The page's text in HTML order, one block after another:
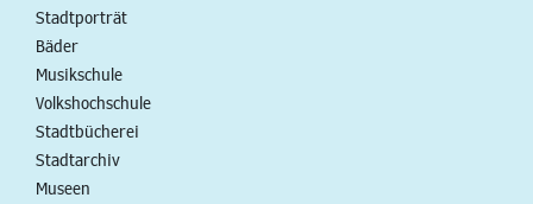
Stadtporträt
Bäder
Musikschule
Volkshochschule
Stadtbücherei
Stadtarchiv
Museen